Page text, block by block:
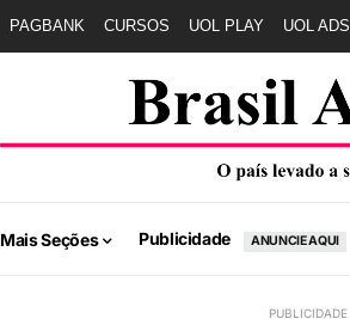
PAGBANK CURSOS UOL PLAY UOL ADS
Mais Seções Publicidade ANUNCIE AQUI